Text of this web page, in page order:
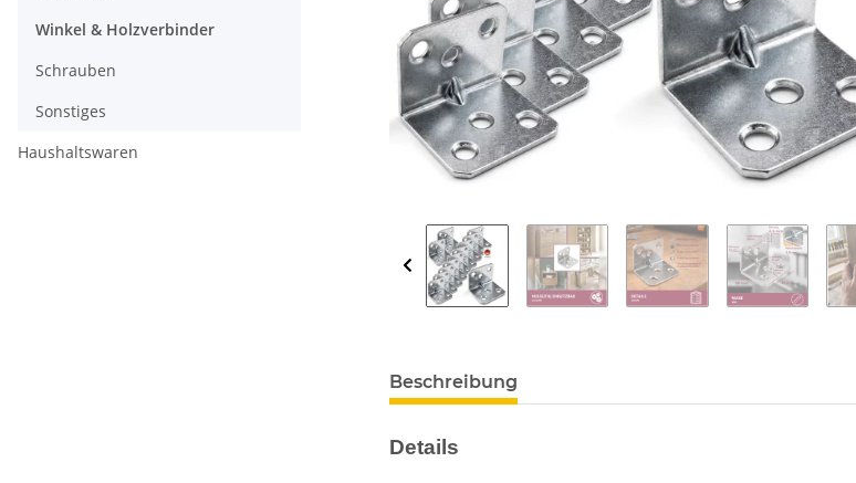
Beschreibung
Details
Winkel & Holzverbinder
Schrauben
Sonstiges
Haushaltswaren